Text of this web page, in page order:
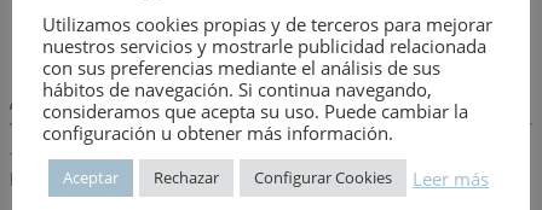
Número:
1853
Descripción:
-Minusválidos ¿por qué?-Cómo viven-Qué se hace y qué debería
hacerse
Utilizamos cookies propias y de terceros para mejorar
nuestros servicios y mostrarle publicidad relacionada
con sus preferencias mediante el análisis de sus
hábitos de navegación. Si continua navegando,
consideramos que acepta su uso. Puede cambiar la
configuración u obtener más información.
Aceptar Rechazar Configurar Cookies Leer más